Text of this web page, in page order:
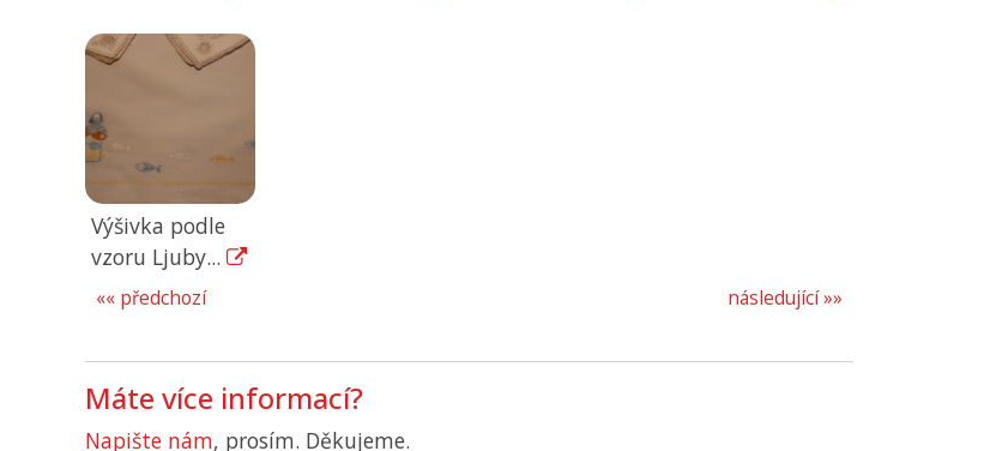
Výšivka podle
vzoru Ljuby...
následující »»
«« předchozí
Máte více informací?
Napište nám, prosím. Děkujeme.